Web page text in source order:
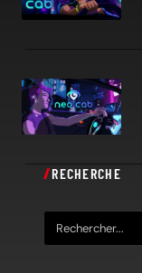
RECHERCHE
e